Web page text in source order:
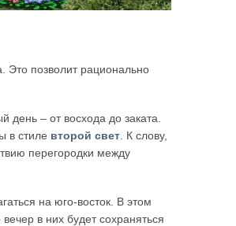
Это позволит рационально
день – от восхода до заката.
в стиле второй свет . К слову,
перегородки между
на юго-восток. В этом
в них будет сохраняться